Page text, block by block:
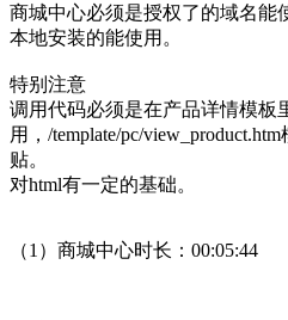
商城中心必须是授权了的域名能
本地安装的能使用。
特别注意
调用代码必须是在产品详情模板
用，/template/pc/
贴。
对html有一定的基础。
（1）商城中心时长：00:05:44